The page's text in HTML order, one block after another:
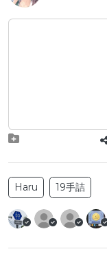
Haru 19手詰